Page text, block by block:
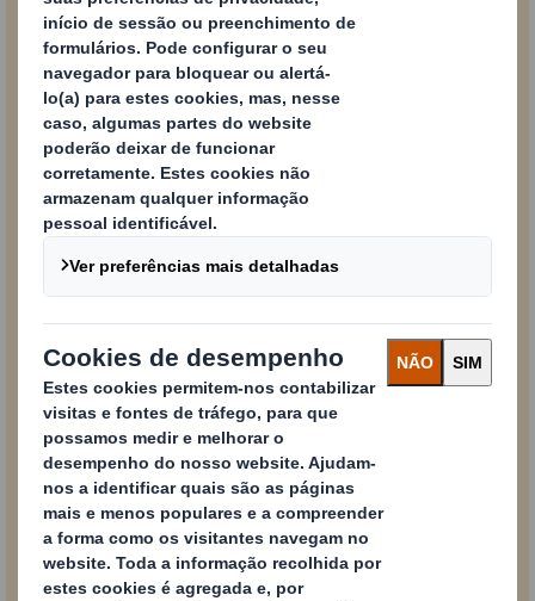
Conteúdo bloqueado
Para ver este conteúdo, deve aceitar as cookies de “desempenho"
Powered by
Download
PDF
14,5 MB